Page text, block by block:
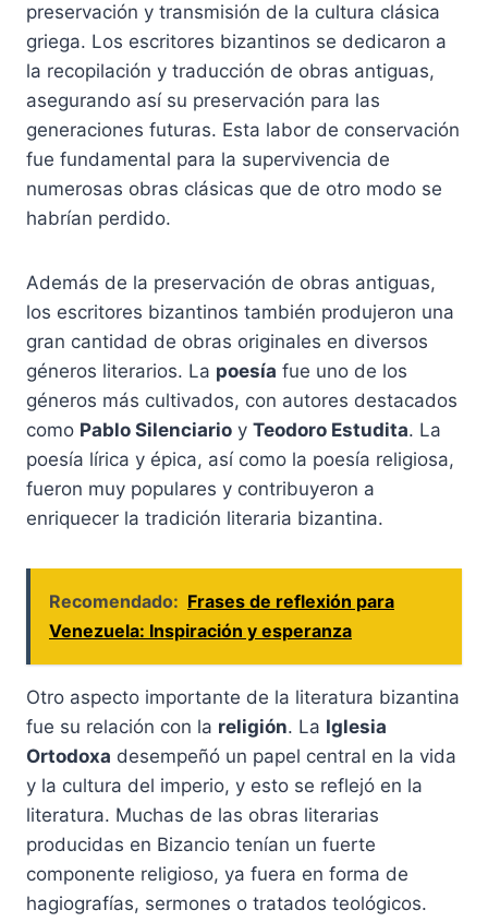
preservación y transmisión de la cultura clásica
griega. Los escritores bizantinos se dedicaron a
la recopilación y traducción de obras antiguas,
asegurando así su preservación para las
generaciones futuras. Esta labor de conservación
fue fundamental para la supervivencia de
numerosas obras clásicas que de otro modo se
habrían perdido.
Además de la preservación de obras antiguas,
los escritores bizantinos también produjeron una
gran cantidad de obras originales en diversos
géneros literarios. La poesía fue uno de los
géneros más cultivados, con autores destacados
como Pablo Silenciario y Teodoro Estudita. La
poesía lírica y épica, así como la poesía religiosa,
fueron muy populares y contribuyeron a
enriquecer la tradición literaria bizantina.
Recomendado: Frases de reflexión para
Venezuela: Inspiración y esperanza
Otro aspecto importante de la literatura bizantina
fue su relación con la religión. La Iglesia
Ortodoxa desempeñó un papel central en la vida
y la cultura del imperio, y esto se reflejó en la
literatura. Muchas de las obras literarias
producidas en Bizancio tenían un fuerte
componente religioso, ya fuera en forma de
hagiografías, sermones o tratados teológicos.